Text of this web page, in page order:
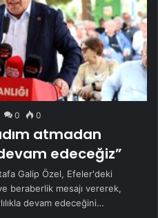
0 0
atmadan
edeceğiz”
Galip Özel, Efeler'deki
beraberlik mesajı vererek,
devam edeceğini…